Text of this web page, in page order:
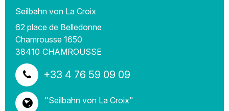
Seilbahn von La Croix
62 place de Belledonne
Chamrousse 1650
38410 CHAMROUSSE
+33 4 76 59 09 09
"Seilbahn von La Croix"